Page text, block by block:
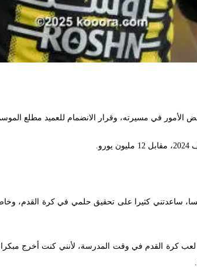
الأمور في مسيرته، وقرار الانضمام للعميد مطلع
ساعدتني كثيرا على تحقيق حلمي في كرة القدم،
كرة القدم في وقت المدرسة، لأنني كنت أخرج مبكرا،